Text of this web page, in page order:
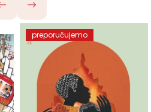
preporučujemo